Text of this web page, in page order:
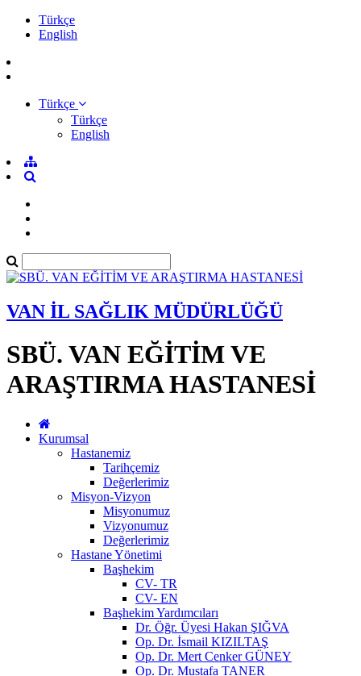
Türkçe
English
Türkçe
Türkçe
English
VAN İL SAĞLIK MÜDÜRLÜĞÜ
SBÜ. VAN EĞİTİM VE
ARAŞTIRMA HASTANESİ
Kurumsal
Hastanemiz
Tarihçemiz
Değerlerimiz
Misyon-Vizyon
Misyonumuz
Vizyonumuz
Değerlerimiz
Hastane Yönetimi
Başhekim
CV- TR
CV- EN
Başhekim Yardımcıları
Dr. Öğr. Üyesi Hakan ŞIĞVA
Op. Dr. İsmail KIZILTAŞ
Op. Dr. Mert Cenker GÜNEY
Op. Dr. Mustafa TANER